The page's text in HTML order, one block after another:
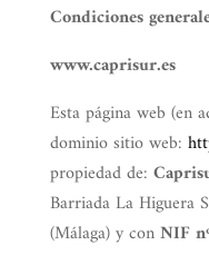
Condiciones
www.caprisur.es
Esta página web (en
dominio sitio web:
propiedad de:
Barriada La Higuera
(Málaga) y conNIF